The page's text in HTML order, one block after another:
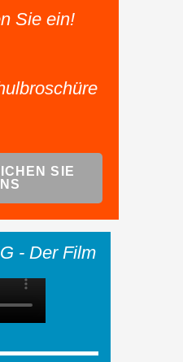
Sie ein!
SIE
- Der Film